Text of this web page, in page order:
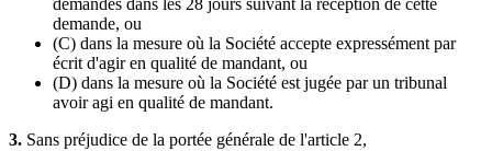
demandés dans les 28 jours suivant la réception de cette
demande, ou
(C) dans la mesure où la Société accepte expressément par
écrit d'agir en qualité de mandant, ou
(D) dans la mesure où la Société est jugée par un tribunal
avoir agi en qualité de mandant.
3. Sans préjudice de la portée générale de l'article 2,